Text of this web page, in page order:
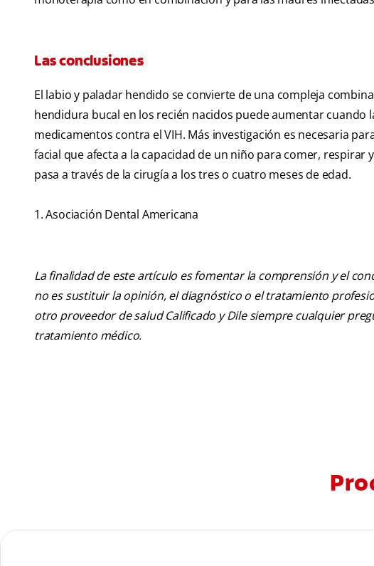
Las conclusiones
El labio y paladar hendido se convierte de una compleja
hendidura bucal en los recién nacidos puede aumentar
medicamentos contra el VIH. Más investigación es necesaria
facial que afecta a la capacidad de un niño para comer,
pasa a través de la cirugía a los tres o cuatro meses de edad.
1. Asociación Dental Americana
La finalidad de este artículo es fomentar la comprensión y el
no es sustituir la opinión, el diagnóstico o el tratamiento
otro proveedor de salud Calificado y Dile siempre cualquier
tratamiento médico.